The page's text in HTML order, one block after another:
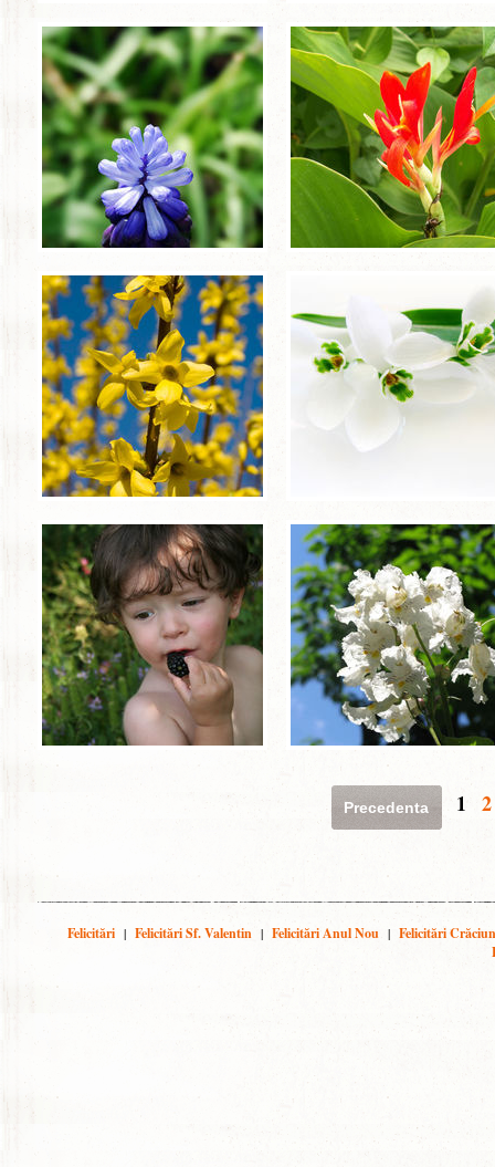
Precedenta 1 2
Felicitări | Felicitări Sf. Valentin | Felicitări Anul Nou | Felicitări